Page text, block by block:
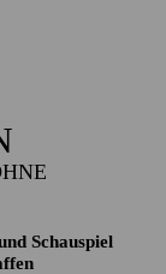
Schauspiel